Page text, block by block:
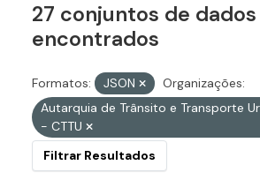
27 conjuntos de dados
encontrados
Formatos: JSON
Organizações:
Autarquia de Trânsito e Transporte
- CTTU
Filtrar Resultados